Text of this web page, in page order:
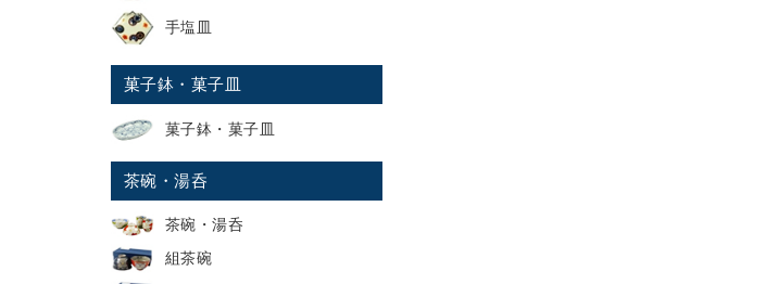
手塩皿
菓子鉢・菓子皿
菓子鉢・菓子皿
茶碗・湯呑
茶碗・湯呑
組茶碗